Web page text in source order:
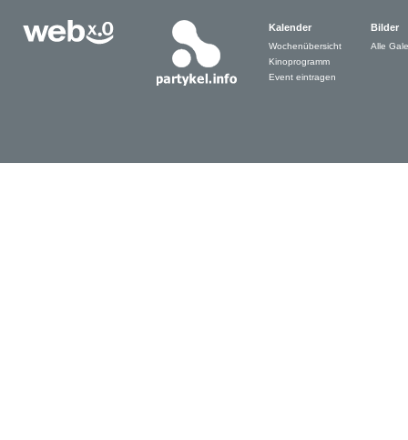
Kalender
Wochenübersicht
Kinoprogramm
Event eintragen
Bilder
Alle